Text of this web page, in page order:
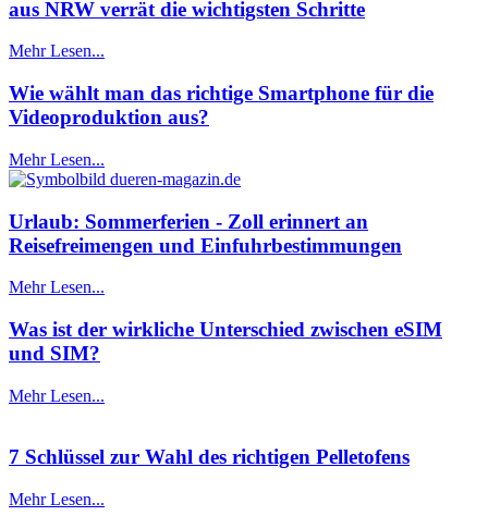
aus NRW verrät die wichtigsten Schritte
Mehr Lesen...
Wie wählt man das richtige Smartphone für die
Videoproduktion aus?
Mehr Lesen...
Urlaub: Sommerferien - Zoll erinnert an
Reisefreimengen und Einfuhrbestimmungen
Mehr Lesen...
Was ist der wirkliche Unterschied zwischen eSIM
und SIM?
Mehr Lesen...
7 Schlüssel zur Wahl des richtigen Pelletofens
Mehr Lesen...